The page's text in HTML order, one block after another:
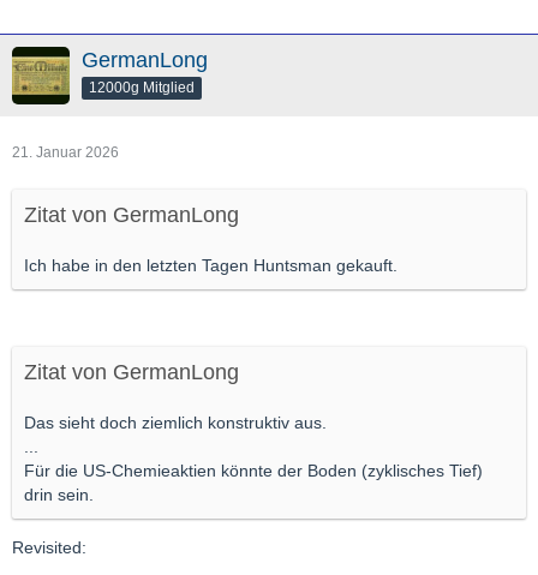
GermanLong
12000g Mitglied
21. Januar 2026
Zitat von GermanLong
Ich habe in den letzten Tagen Huntsman gekauft.
Zitat von GermanLong
Das sieht doch ziemlich konstruktiv aus.
...
Für die US-Chemieaktien könnte der Boden (zyklisches Tief)
drin sein.
Revisited: